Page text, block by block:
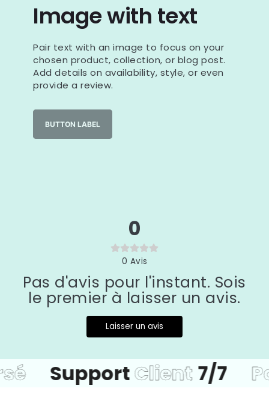
Image with text
Pair text with an image to focus on your
chosen product, collection, or blog post.
Add details on availability, style, or even
provide a review.
BUTTON LABEL
0
0 Avis
Pas d'avis pour l'instant. Sois
le premier à laisser un avis.
Laisser un avis
SupportClient 7/7